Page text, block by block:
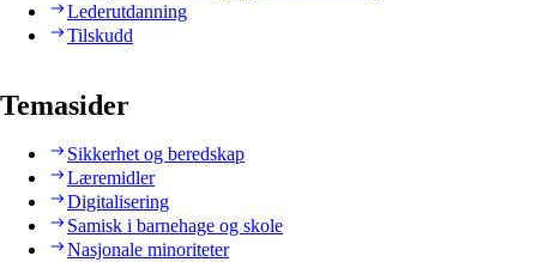
Lederutdanning
Tilskudd
Temasider
Sikkerhet og beredskap
Læremidler
Digitalisering
Samisk i barnehage og skole
Nasjonale minoriteter